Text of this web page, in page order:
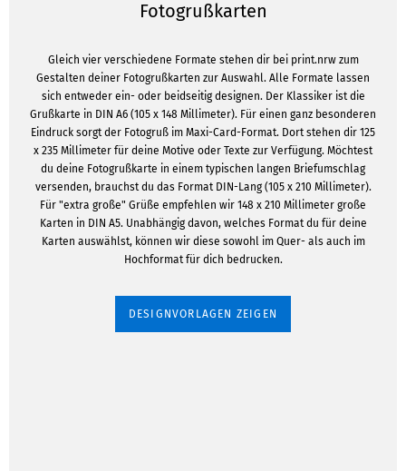
Fotogrußkarten
Gleich vier verschiedene Formate stehen dir bei print.nrw zum
Gestalten deiner Fotogrußkarten zur Auswahl. Alle Formate lassen
sich entweder ein- oder beidseitig designen. Der Klassiker ist die
Grußkarte in DIN A6 (105 x 148 Millimeter). Für einen ganz besonderen
Eindruck sorgt der Fotogruß im Maxi-Card-Format. Dort stehen dir 125
x 235 Millimeter für deine Motive oder Texte zur Verfügung. Möchtest
du deine Fotogrußkarte in einem typischen langen Briefumschlag
versenden, brauchst du das Format DIN-Lang (105 x 210 Millimeter).
Für "extra große" Grüße empfehlen wir 148 x 210 Millimeter große
Karten in DIN A5. Unabhängig davon, welches Format du für deine
Karten auswählst, können wir diese sowohl im Quer- als auch im
Hochformat für dich bedrucken.
DESIGNVORLAGEN ZEIGEN